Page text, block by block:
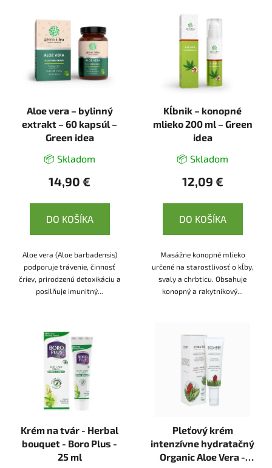
Aloe vera – bylinný
extrakt – 60 kapsúl –
Green idea
📦 Skladom
14,90 €
DO KOŠÍKA
Aloe vera (Aloe barbadensis)
podporuje trávenie, činnosť
čriev, prirodzenú detoxikáciu a
posilňuje imunitný...
Kĺbnik – konopné
mlieko 200 ml – Green
idea
📦 Skladom
12,09 €
DO KOŠÍKA
Masážne konopné mlieko
určené na starostlivosť o kĺby,
svaly a chrbticu. Obsahuje
konopný a rakytníkový...
Krém na tvár - Herbal
bouquet - Boro Plus -
25 ml
Pleťový krém
intenzívne hydratačný
Organic Aloe Vera -